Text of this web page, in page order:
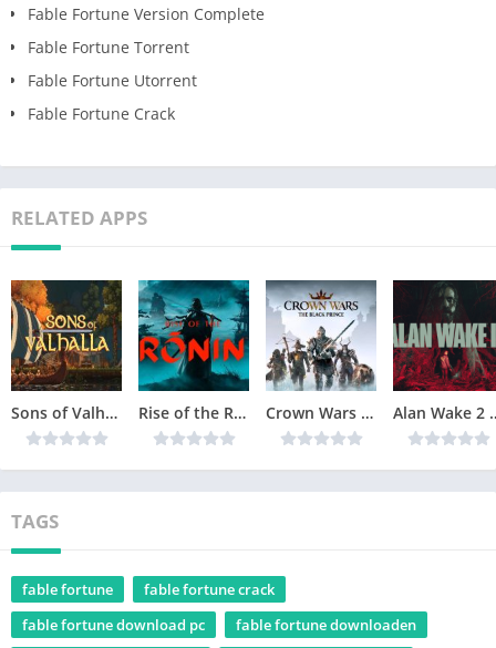
Fable Fortune Version Complete
Fable Fortune Torrent
Fable Fortune Utorrent
Fable Fortune Crack
RELATED APPS
Sons of Valhalla Version Complète jeu pour PC Rise of the Ronin Version Complète jeu pour PC Crown Wars The Black Prince Version Complète jeu pour PC Alan Wake
TAGS
fable fortune
fable fortune crack
fable fortune download pc
fable fortune downloaden